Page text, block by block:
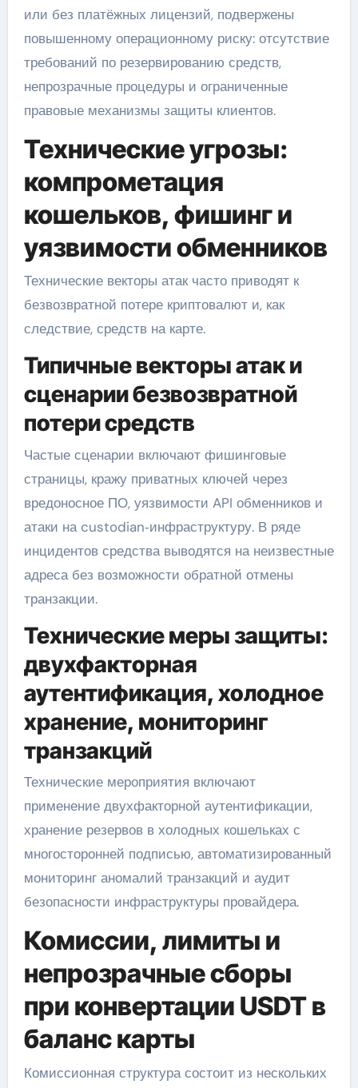
или без платёжных лицензий, подвержены
повышенному операционному риску: отсутствие
требований по резервированию средств,
непрозрачные процедуры и ограниченные
правовые механизмы защиты клиентов.
Технические угрозы:
компрометация
кошельков, фишинг и
уязвимости обменников
Технические векторы атак часто приводят к
безвозвратной потере криптовалют и, как
следствие, средств на карте.
Типичные векторы атак и
сценарии безвозвратной
потери средств
Частые сценарии включают фишинговые
страницы, кражу приватных ключей через
вредоносное ПО, уязвимости API обменников и
атаки на custodian‑инфраструктуру. В ряде
инцидентов средства выводятся на неизвестные
адреса без возможности обратной отмены
транзакции.
Технические меры защиты:
двухфакторная
аутентификация, холодное
хранение, мониторинг
транзакций
Технические мероприятия включают
применение двухфакторной аутентификации,
хранение резервов в холодных кошельках с
многосторонней подписью, автоматизированный
мониторинг аномалий транзакций и аудит
безопасности инфраструктуры провайдера.
Комиссии, лимиты и
непрозрачные сборы
при конвертации USDT в
баланс карты
Комиссионная структура состоит из нескольких